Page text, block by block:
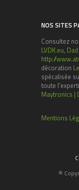
NOS SITES
Consultez
LVDK.eu,
http://
décoration
spécalisée
toute
Maytronics |
Mentions
©